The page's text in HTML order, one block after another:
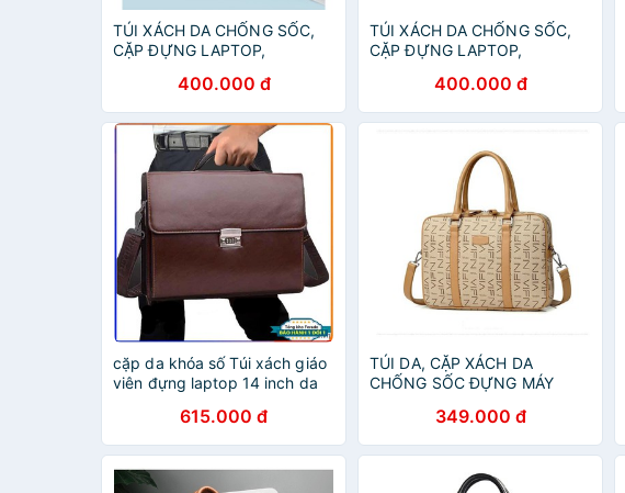
TÚI XÁCH DA CHỐNG SỐC,
CẶP ĐỰNG LAPTOP,
CHỐNG NƯỚC400.000 đ
TÚI XÁCH DA CHỐNG SỐC,
CẶP ĐỰNG LAPTOP,
CHỐNG NƯỚC400.000 đ
cặp da khóa số Túi xách giáo
viên đựng laptop 14 inch da
615.000 đ
TÚI DA, CẶP XÁCH DA
CHỐNG SỐC ĐỰNG MÁY
CÓ DÂY ĐEO VAI
349.000 đ